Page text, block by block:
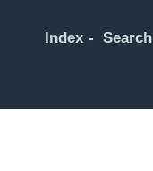
Index Search